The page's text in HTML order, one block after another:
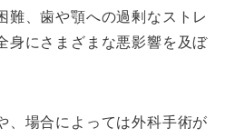
難、歯や顎への過剰なストレ
身にさまざまな悪影響を及ぼ
、場合によっては外科手術が